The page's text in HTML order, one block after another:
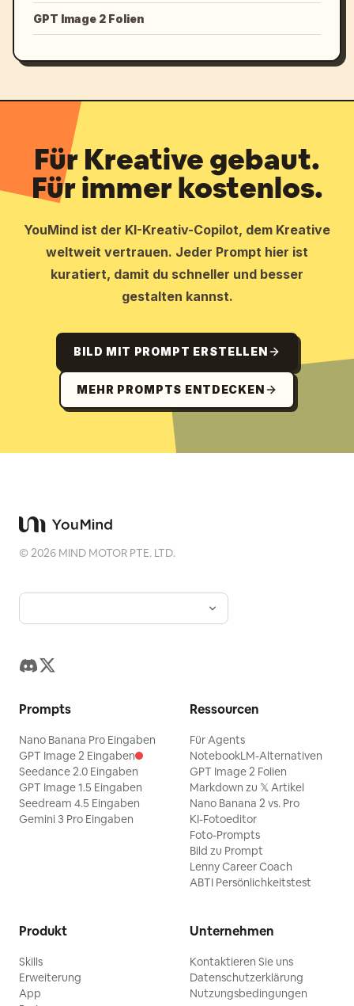
GPT Image 2 Folien
Für Kreative gebaut.
Für immer kostenlos.
YouMind ist der KI-Kreativ-Copilot, dem Kreative
weltweit vertrauen. Jeder Prompt hier ist
kuratiert, damit du schneller und besser
gestalten kannst.
BILD MIT PROMPT ERSTELLEN
MEHR PROMPTS ENTDECKEN
©2026 MIND MOTOR PTE. LTD.
Prompts
Nano Banana Pro Eingaben
GPT Image 2 Eingaben
Seedance 2.0 Eingaben
GPT Image 1.5 Eingaben
Seedream 4.5 Eingaben
Gemini 3 Pro Eingaben
Ressourcen
Für Agents
NotebookLM-Alternativen
GPT Image 2 Folien
Markdown zu 𝕏 Artikel
Nano Banana 2 vs. Pro
KI-Fotoeditor
Foto-Prompts
Bild zu Prompt
Lenny Career Coach
ABTI Persönlichkeitstest
Produkt
Skills
Erweiterung
App
Unternehmen
Kontaktieren Sie uns
Datenschutzerklärung
Nutzungsbedingungen